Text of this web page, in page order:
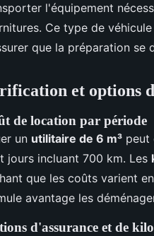
l'équipement
Ce type de
que la préparation se
et options
de location par période
un utilitaire de 6 m³ peut
jours incluant 700 km. Les
que les coûts varient
avantage les
d'assurance et de